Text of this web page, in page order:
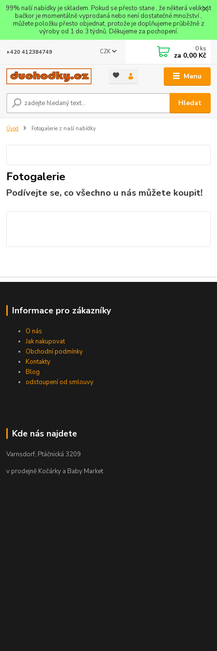
99% naší nabídky je skladem. Pokud se přesto stane , že některá velikost
bačkor je momentálně vyprodaná nebo není dostatečné množství ,
můžete položku přesto objednat, protože je doplňujeme průběžně z
výroby od 1 do 3 týdnů. Děkujeme za pochopení.
Menu
CZK
Hledat
+420 412384749 0 ks
za 0,00 Kč
Úvod Fotogalerie z naší nabídky
Fotogalerie
Podívejte se, co všechno u nás můžete koupit!
Informace pro zákazníky
O nás
Jak nakupovat
Obchodní podmínky
Kontakty
Blog
odstoupení od smlouvy
Kde nás najdete
Varnsdorf, Ptáčnická 3209
v prodejně Kočárky a Baby Market